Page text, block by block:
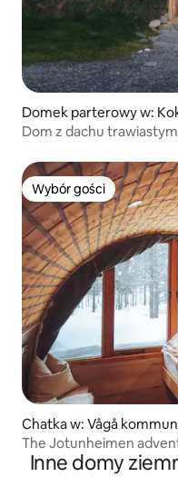
Domek parterowy w:
Dom z dachu trawiastym
Wybór gości
Wybór gości
Chatka w: Vågå
The Jotunheimen
Inne domy